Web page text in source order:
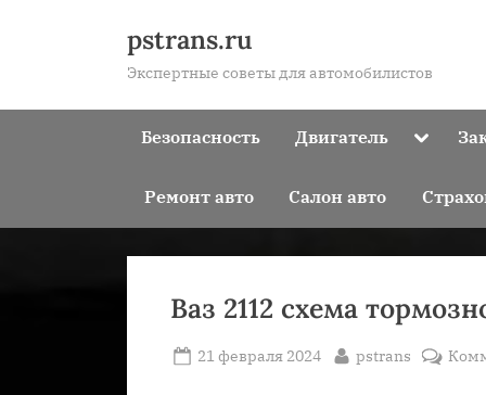
pstrans.ru
Экспертные советы для автомобилистов
Безопасность Двигатель Toggle
Ремонт авто Салон авто
Ваз 2112 схема
Posted
21 февраля 2024 By
pstrans